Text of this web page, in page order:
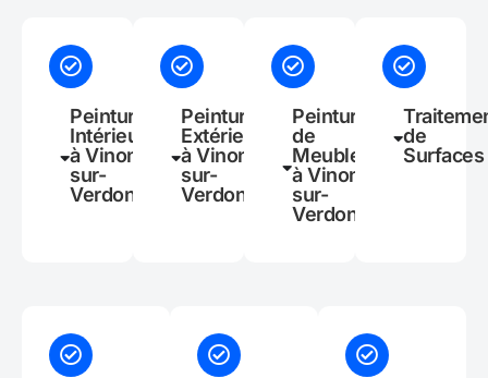
Peinture
Intérieure
à Vinon-
sur-
Verdon
Peinture
Extérieure
à Vinon-
sur-
Verdon
Peinture
de
Meubles
à Vinon-
sur-
Verdon
de
Surfaces